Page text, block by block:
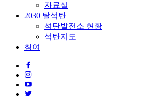
자료실
2030 탈석탄
석탄발전소 현황
석탄지도
참여